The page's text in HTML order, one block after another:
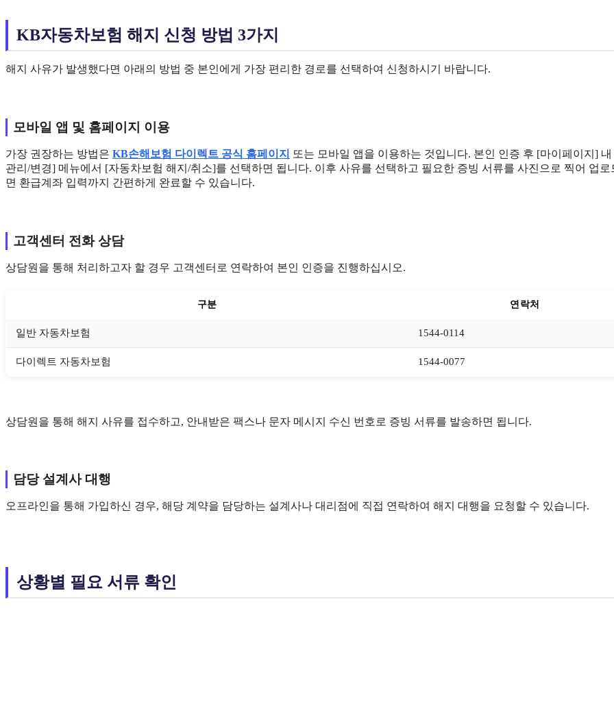
KB자동차보험 해지 신청 방법 3가지
해지 사유가 발생했다면 아래의 방법 중 본인에게 가장 편리한 경로를 선택하여 신청하시기 바랍니다.
모바일 앱 및 홈페이지 이용
가장 권장하는 방법은 KB손해보험 다이렉트 공식 홈페이지
또는 모바일 앱을 이용하는 것입니다. 본인 인증 후 [마이페이지]
관리/변경] 메뉴에서 [자동차보험 해지/취소]를 선택하면 됩니다. 이후 사유를 선택하고 필요한 증빙 서류를 사진으로 찍어 업로
면 환급계좌 입력까지 간편하게 완료할 수 있습니다.
고객센터 전화 상담
상담원을 통해 처리하고자 할 경우 고객센터로 연락하여 본인 인증을 진행하십시오.
구분 연락처
일반 자동차보험 1544-0114
다이렉트 자동차보험 1544-0077
상담원을 통해 해지 사유를 접수하고, 안내받은 팩스나 문자 메시지 수신 번호로 증빙 서류를 발송하면 됩니다.
담당 설계사 대행
오프라인을 통해 가입하신 경우, 해당 계약을 담당하는 설계사나 대리점에 직접 연락하여 해지 대행을 요청할 수 있습니다.
상황별 필요 서류 확인